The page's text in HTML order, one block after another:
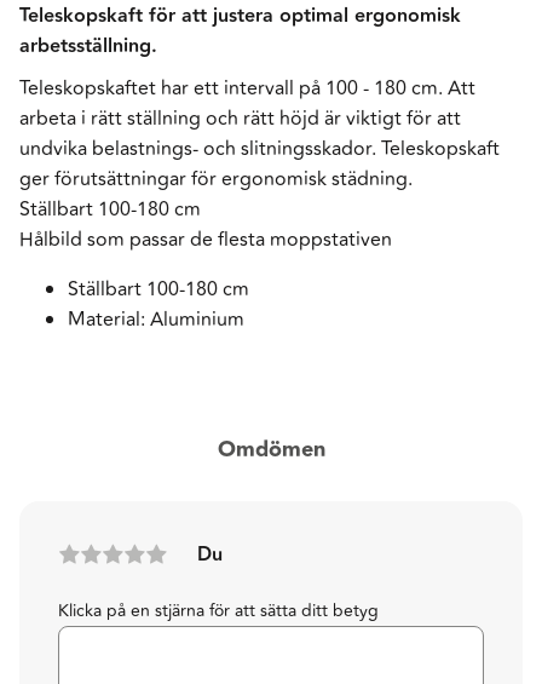
Teleskopskaft för att justera optimal ergonomisk
arbetsställning.
Teleskopskaftet har ett intervall på 100 - 180 cm. Att
arbeta i rätt ställning och rätt höjd är viktigt för att
undvika belastnings- och slitningsskador. Teleskopskaft
ger förutsättningar för ergonomisk städning.
Ställbart 100-180 cm
Hålbild som passar de flesta moppstativen
Ställbart 100-180 cm
Material: Aluminium
Omdömen
Du
Klicka på en stjärna för att sätta ditt betyg